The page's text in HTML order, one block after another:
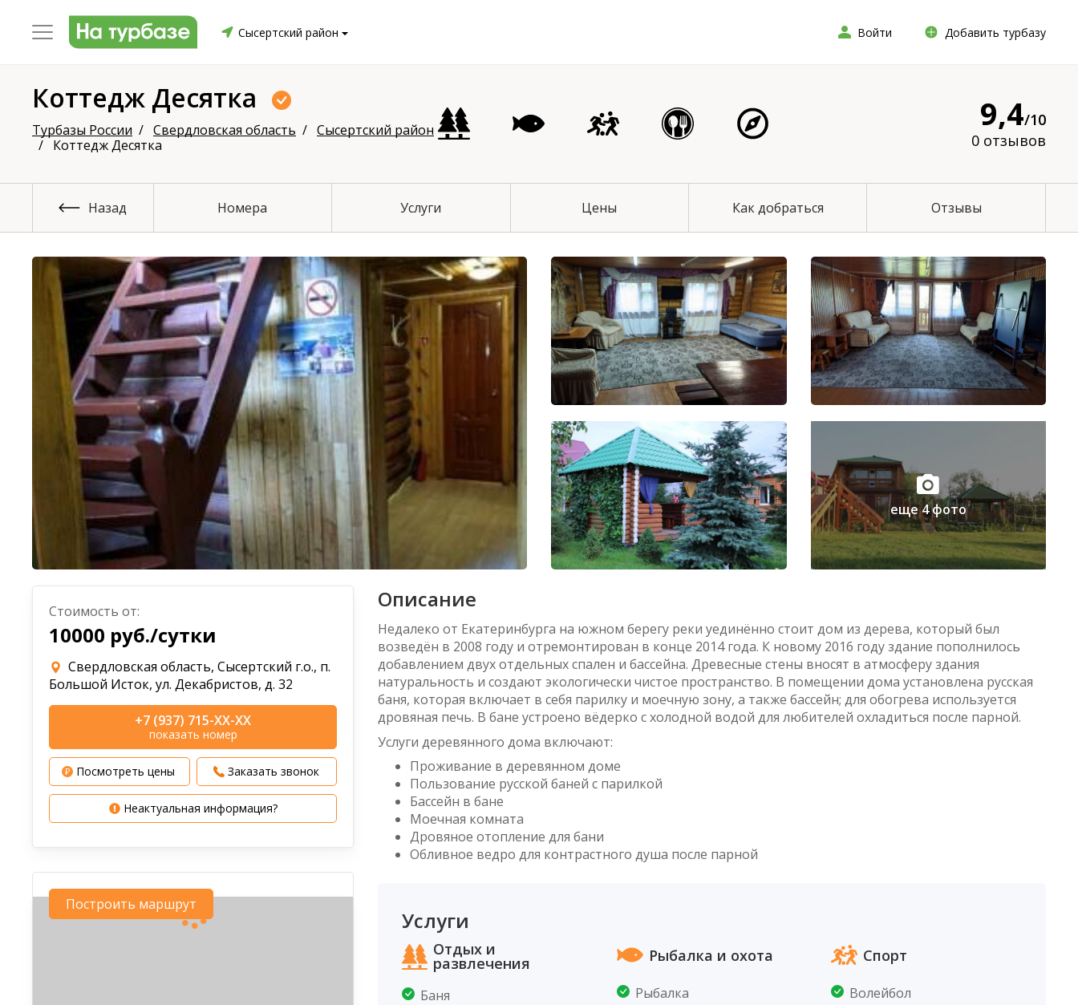
Сысертский район Войти Добавить турбазу
Коттедж Десятка
Турбазы России Свердловская область
Сысертский район
Коттедж Десятка
9,4/10
0 отзывов
Назад Номера Услуги Цены Как добраться Отзывы
еще 4 фото
Стоимость от:
10000 руб./сутки
Свердловская область, Сысертский г.о., п.
Большой Исток, ул. Декабристов, д. 32
+7 (937) 715-XX-XX
показать номер
Посмотреть цены Заказать звонок
Неактуальная информация?
Построить маршрут
Описание
Недалеко от Екатеринбурга на южном берегу реки уединённо стоит дом из дерева, который был
возведён в 2008 году и отремонтирован в конце 2014 года. К новому 2016 году здание пополнилось
добавлением двух отдельных спален и бассейна. Древесные стены вносят в атмосферу здания
натуральность и создают экологически чистое пространство. В помещении дома установлена русская
баня, которая включает в себя парилку и моечную зону, а также бассейн; для обогрева используется
дровяная печь. В бане устроено вёдерко с холодной водой для любителей охладиться после парной.
Услуги деревянного дома включают:
Проживание в деревянном доме
Пользование русской баней с парилкой
Бассейн в бане
Моечная комната
Дровяное отопление для бани
Обливное ведро для контрастного душа после парной
Услуги
Отдых и
развлечения
Баня
Рыбалка и охота
Рыбалка
Спорт
Волейбол
Заринский район Топчихинский район
район Красноборский район
Онежский район
Приморский район
Северодвинск Устьянский район